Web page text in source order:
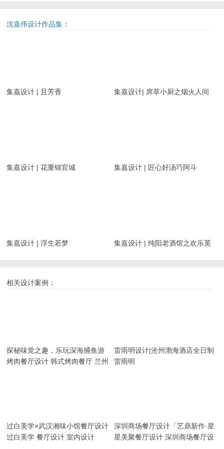
沈嘉伟设计作品集：
集嘉设计 | 且芳香 集嘉设计| 席萃小厨之烟火人间
集嘉设计 | 花重锦官城 集嘉设计 | 匠心好汤巧阿斗
集嘉设计 | 浮生若梦
集嘉设计 | 纯阳老酒馆之欢乐英
相关设计案例：
探秘味觉之趣，乐玩深海捕鱼游
戏“小猪小牛章鱼水煎肉”餐厅设
烤肉餐厅设计 韩式烤肉餐厅 兰州
雷雨明设计|沧州渤海酒店全日制
餐厅设计
雷雨明
过白美学×武汉湘味小馆餐厅设计
过白美学 餐厅设计 室内设计
深圳商场餐厅设计「艺鼎新作·星
美聚」跟随‘鱼尾狮’，游走新加坡
星美聚餐厅设计 深圳商场餐厅设